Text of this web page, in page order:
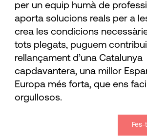
per un equip humà de
aporta solucions reals per a
crea les condicions
tots plegats, puguem
rellançament d’una Catalunya
capdavantera, una millor
Europa més forta, que ens
orgullosos.